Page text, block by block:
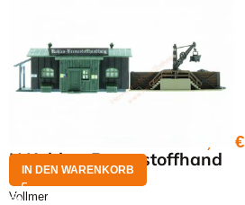
N Kohlen-Brennstoffhand
Vollmer
36,95€
IN DEN WARENKORB